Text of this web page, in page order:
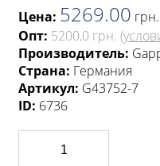
Цена: 5269.00 грн.
Опт: 5200,0 грн.
Производитель:
Страна: Германия
Артикул: G43752-7
ID: 6736